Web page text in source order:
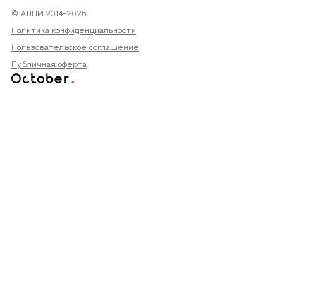
© АПНИ 2014-2026
Политика конфиденциальности
Пользовательское соглашение
Публичная оферта